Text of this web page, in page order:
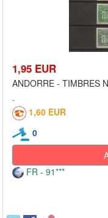
1,95 EUR
ANDORRE - TIMBRES
1,60 EUR
0
FR - 91***